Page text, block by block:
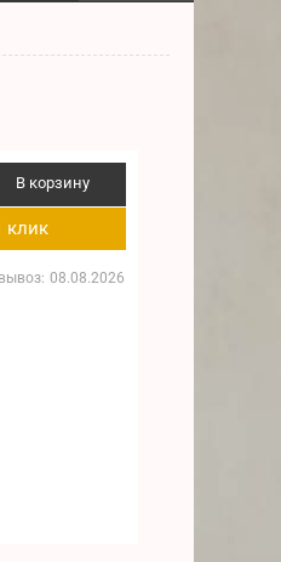
В корзину
клик
08.08.2026